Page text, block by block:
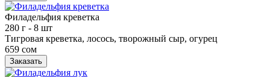
Филадельфия креветка
280 г - 8 шт
Тигровая креветка, лосось, творожный сыр, огурец
659 сом
Заказать